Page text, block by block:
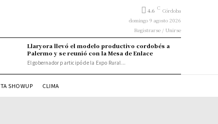
4.6 C Córdoba
domingo 9 agosto 2026
Registrarse / Unirse
Llaryora llevó el modelo productivo cordobés a
Palermo y se reunió con la Mesa de Enlace
El gobernador participó de la Expo Rural...
SHOWUP CLIMA